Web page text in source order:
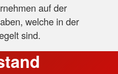
auf der
welche in der
sind.